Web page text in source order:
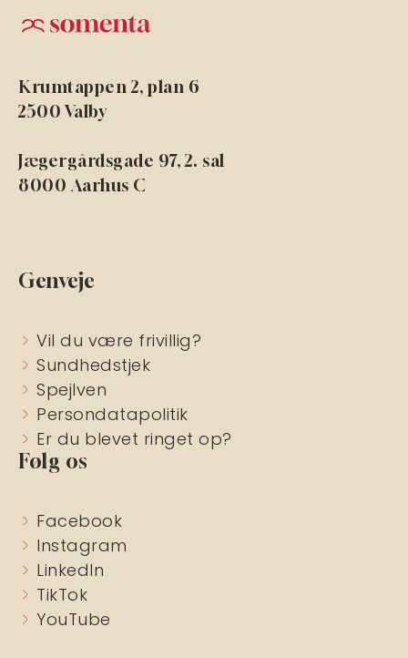
Krumtappen 2, plan 6
2500 Valby
Jægergårdsgade 97, 2. sal
8000 Aarhus C
Genveje
Vil du være frivillig?
Sundhedstjek
Spejlven
Persondatapolitik
Er du blevet ringet op?
Følg os
Facebook
Instagram
LinkedIn
TikTok
YouTube